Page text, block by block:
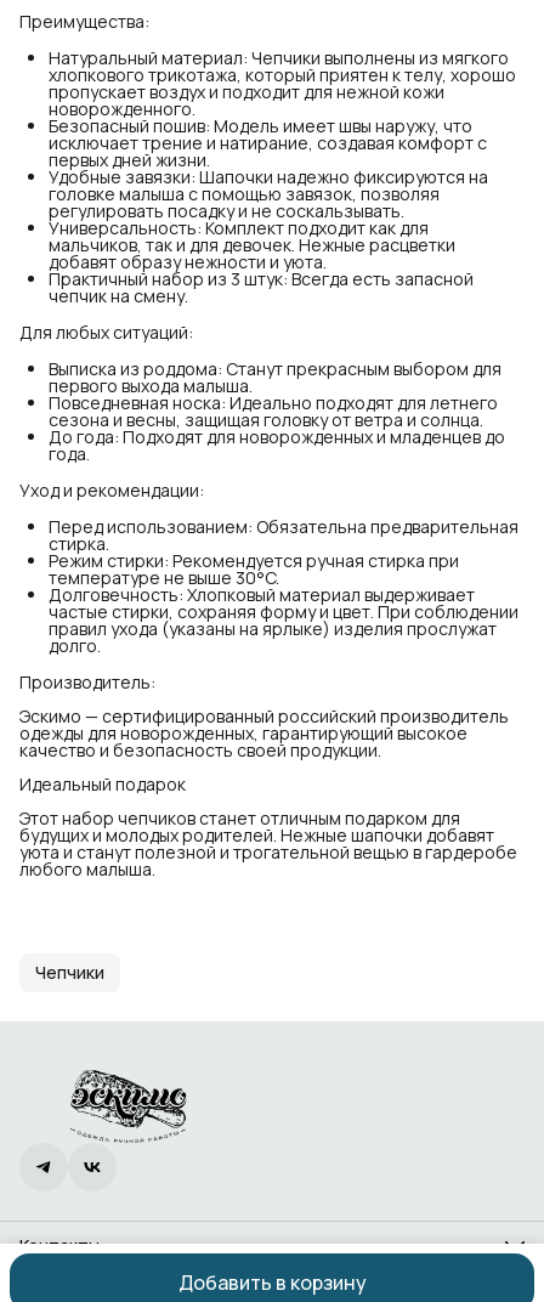
Добавить в корзину
Преимущества:
Натуральный материал: Чепчики выполнены из мягкого
хлопкового трикотажа, который приятен к телу, хорошо
пропускает воздух и подходит для нежной кожи
новорожденного.
Безопасный пошив: Модель имеет швы наружу, что
исключает трение и натирание, создавая комфорт с
первых дней жизни.
Удобные завязки: Шапочки надежно фиксируются на
головке малыша с помощью завязок, позволяя
регулировать посадку и не соскальзывать.
Универсальность: Комплект подходит как для
мальчиков, так и для девочек. Нежные расцветки
добавят образу нежности и уюта.
Практичный набор из 3 штук: Всегда есть запасной
чепчик на смену.
Для любых ситуаций:
Выписка из роддома: Станут прекрасным выбором для
первого выхода малыша.
Повседневная носка: Идеально подходят для летнего
сезона и весны, защищая головку от ветра и солнца.
До года: Подходят для новорожденных и младенцев до
года.
Уход и рекомендации:
Перед использованием: Обязательна предварительная
стирка.
Режим стирки: Рекомендуется ручная стирка при
температуре не выше 30°C.
Долговечность: Хлопковый материал выдерживает
частые стирки, сохраняя форму и цвет. При соблюдении
правил ухода (указаны на ярлыке) изделия прослужат
долго.
Производитель:
Эскимо — сертифицированный российский производитель
одежды для новорожденных, гарантирующий высокое
качество и безопасность своей продукции.
Идеальный подарок
Этот набор чепчиков станет отличным подарком для
будущих и молодых родителей. Нежные шапочки добавят
уюта и станут полезной и трогательной вещью в гардеробе
любого малыша.
Чепчики
Контакты
Ростов-на-Дону, проспект 40-летия Победы, 338